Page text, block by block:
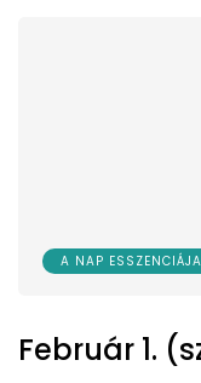
A NAP ESSZENCIÁJA
Február 1.